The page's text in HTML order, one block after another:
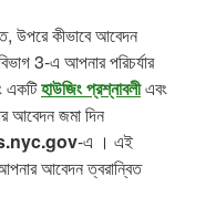
উপরে কীভাবে আবেদন
3-এ আপনার পরিচর্যার
একটিহাউজিং প্রশ্নাবলীএবং
আবেদন জমা দিন
-এ । এই
আবেদন ত্বরান্বিত